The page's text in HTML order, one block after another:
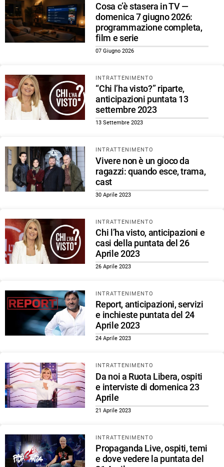
Cosa c’è stasera in TV —
domenica 7 giugno 2026:
programmazione completa,
film e serie
07 Giugno 2026
INTRATTENIMENTO
“Chi l’ha visto?” riparte,
anticipazioni puntata 13
settembre 2023
13 Settembre 2023
INTRATTENIMENTO
Vivere non è un gioco da
ragazzi: quando esce, trama,
cast
30 Aprile 2023
INTRATTENIMENTO
Chi l’ha visto, anticipazioni e
casi della puntata del 26
Aprile 2023
26 Aprile 2023
INTRATTENIMENTO
Report, anticipazioni, servizi
e inchieste puntata del 24
Aprile 2023
24 Aprile 2023
INTRATTENIMENTO
Da noi a Ruota Libera, ospiti
e interviste di domenica 23
Aprile
21 Aprile 2023
INTRATTENIMENTO
Propaganda Live, ospiti, temi
e dove vedere la puntata del